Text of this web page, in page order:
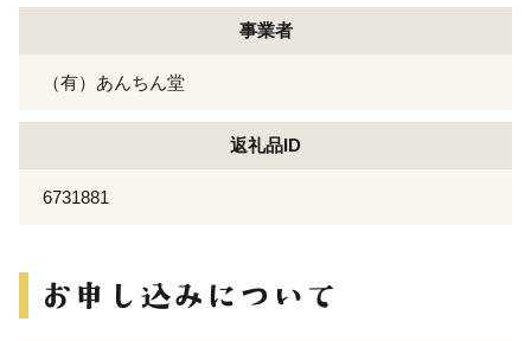
事業者
（有）あんちん堂
返礼品ID
6731881